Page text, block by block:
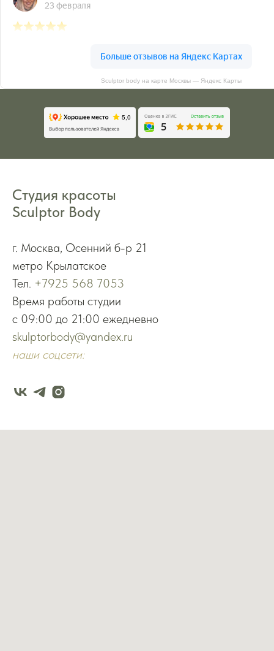
Sculptor body на карте Москвы — Яндекс Карты
Студия красоты
Sculptor Body
г. Москва, Осенний б-р 21
метро Крылатское
Тел. +7925 568 7053
Время работы студии
с 09:00 до 21:00 ежедневно
skulptorbody@yandex.ru
наши соцсети: